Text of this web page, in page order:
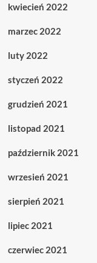
kwiecień 2022
marzec 2022
luty 2022
styczeń 2022
grudzień 2021
listopad 2021
październik 2021
wrzesień 2021
sierpień 2021
lipiec 2021
czerwiec 2021